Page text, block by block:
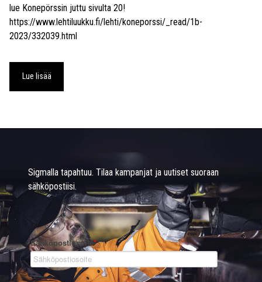
lue Konepörssin juttu sivulta 20!
https://www.lehtiluukku.fi/lehti/koneporssi/_read/1b-
2023/332039.html
Lue lisää
Sigmalla tapahtuu. Tilaa kampanjat ja uutiset suoraan
sähköpostiisi.